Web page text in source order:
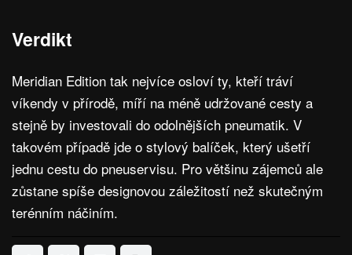
Verdikt
Meridian Edition tak nejvíce osloví ty, kteří tráví
víkendy v přírodě, míří na méně udržované cesty a
stejně by investovali do odolnějších pneumatik. V
takovém případě jde o stylový balíček, který ušetří
jednu cestu do pneuservisu. Pro většinu zájemců ale
zůstane spíše designovou záležitostí než skutečným
terénním náčiním.